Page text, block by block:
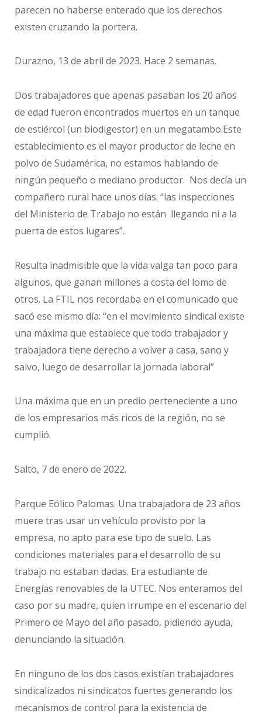
parecen no haberse enterado que los derechos
existen cruzando la portera.
Durazno, 13 de abril de 2023. Hace 2 semanas.
Dos trabajadores que apenas pasaban los 20 años
de edad fueron encontrados muertos en un tanque
de estiércol (un biodigestor) en un megatambo.Este
establecimiento es el mayor productor de leche en
polvo de Sudamérica, no estamos hablando de
ningún pequeño o mediano productor. Nos decía un
compañero rural hace unos días: “las inspecciones
del Ministerio de Trabajo no están llegando ni a la
puerta de estos lugares”.
Resulta inadmisible que la vida valga tan poco para
algunos, que ganan millones a costa del lomo de
otros. La FTIL nos recordaba en el comunicado que
sacó ese mismo día: “en el movimiento sindical existe
una máxima que establece que todo trabajador y
trabajadora tiene derecho a volver a casa, sano y
salvo, luego de desarrollar la jornada laboral”
Una máxima que en un predio perteneciente a uno
de los empresarios más ricos de la región, no se
cumplió.
Salto, 7 de enero de 2022.
Parque Eólico Palomas. Una trabajadora de 23 años
muere tras usar un vehículo provisto por la
empresa, no apto para ese tipo de suelo. Las
condiciones materiales para el desarrollo de su
trabajo no estaban dadas. Era estudiante de
Energías renovables de la UTEC. Nos enteramos del
caso por su madre, quien irrumpe en el escenario del
Primero de Mayo del año pasado, pidiendo ayuda,
denunciando la situación.
En ninguno de los dos casos existían trabajadores
sindicalizados ni sindicatos fuertes generando los
mecanismos de control para la existencia de